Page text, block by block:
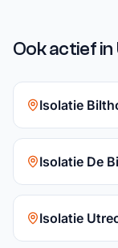
Ook actief
Isolatie
Isolatie De
Isolatie